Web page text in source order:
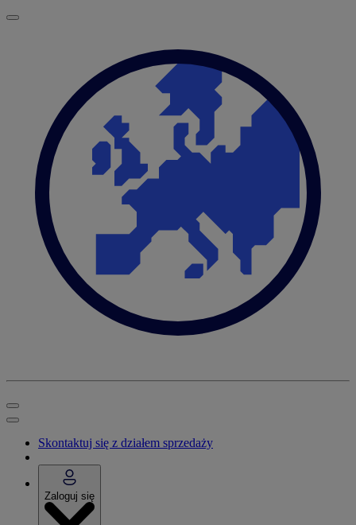
Skontaktuj się z działem sprzedaży
Zaloguj się